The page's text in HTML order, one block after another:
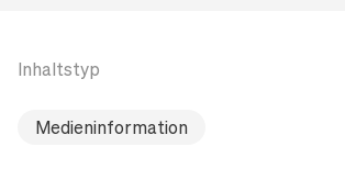
Inhaltstyp
Medieninformation